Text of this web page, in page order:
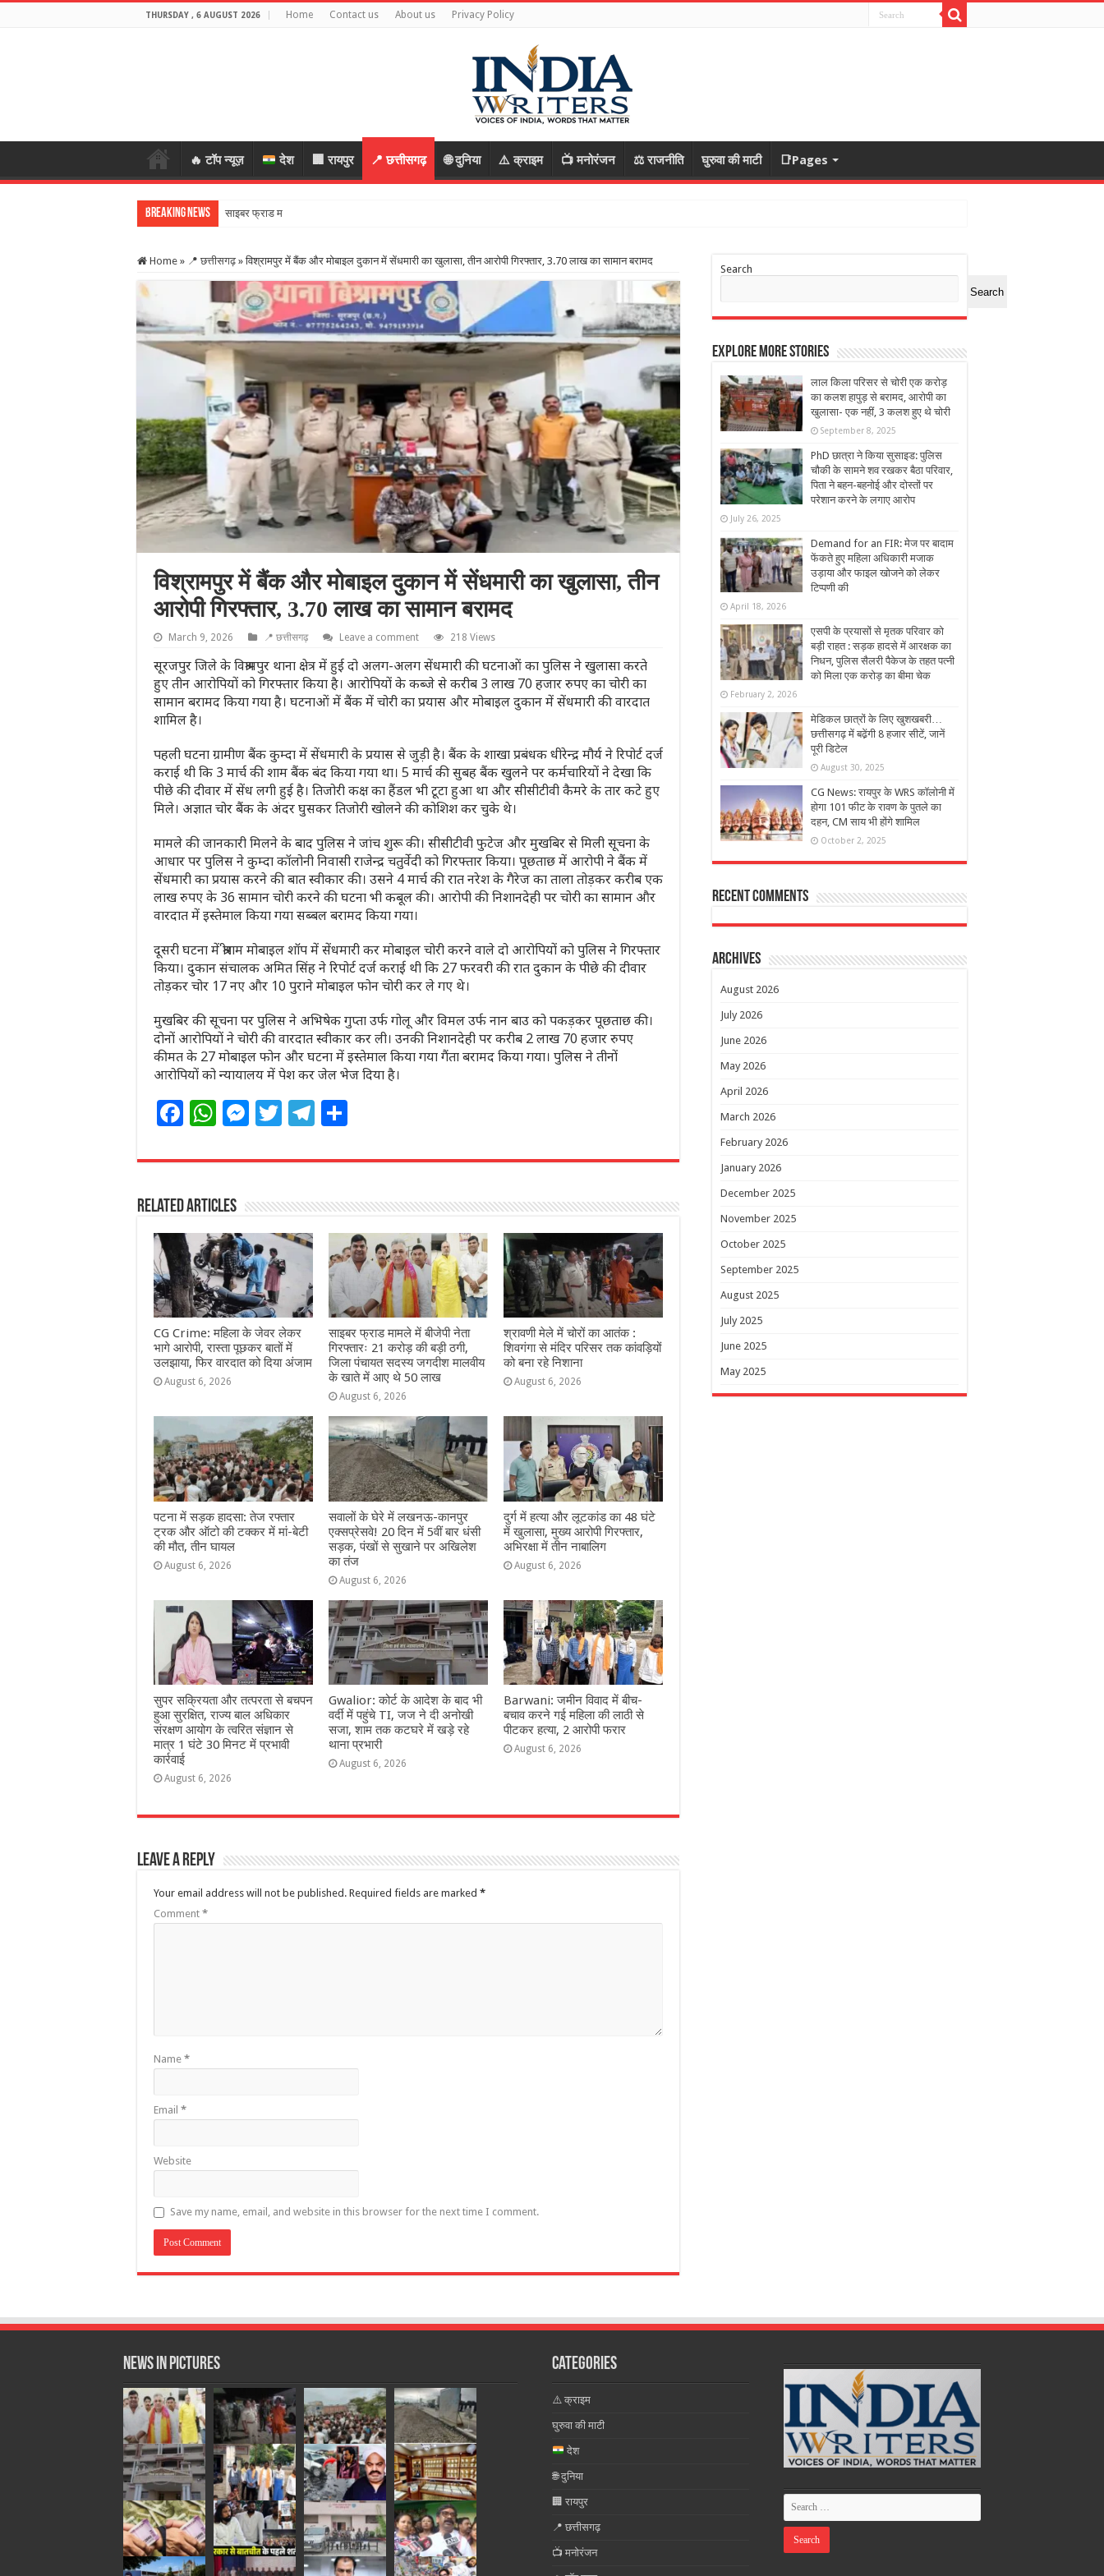
THURSDAY , 6 AUGUST 2026 Home Contact us About us Privacy Policy
🔥 टॉप न्यूज़ देश 🏢 रायपुर 📍 छत्तीसगढ़ 🌐 दुनिया ⚠️ क्राइम 📺 मनोरंजन ⚖️ राजनीति घुरुवा की माटी 📑Pages
Breaking News साइबर फ्राड मामले में बीजेपी नेता गिरफ
Home » 📍 छत्तीसगढ़ » विश्रामपुर में बैंक और मोबाइल दुकान में सेंधमारी का खुलासा, तीन आरोपी गिरफ्तार, 3.70 लाख का सामान बरामद
विश्रामपुर में बैंक और मोबाइल दुकान में सेंधमारी का खुलासा, तीन
आरोपी गिरफ्तार, 3.70 लाख का सामान बरामद
March 9, 2026 📍 छत्तीसगढ़ Leave a comment 218 Views
सूरजपुर जिले के विश्रामपुर थाना क्षेत्र में हुई दो अलग-अलग सेंधमारी की घटनाओं का पुलिस ने खुलासा करते
हुए तीन आरोपियों को गिरफ्तार किया है। आरोपियों के कब्जे से करीब 3 लाख 70 हजार रुपए का चोरी का
सामान बरामद किया गया है। घटनाओं में बैंक में चोरी का प्रयास और मोबाइल दुकान में सेंधमारी की वारदात
शामिल है।
पहली घटना ग्रामीण बैंक कुम्दा में सेंधमारी के प्रयास से जुड़ी है। बैंक के शाखा प्रबंधक धीरेन्द्र मौर्य ने रिपोर्ट दर्ज
कराई थी कि 3 मार्च की शाम बैंक बंद किया गया था। 5 मार्च की सुबह बैंक खुलने पर कर्मचारियों ने देखा कि
पीछे की दीवार में सेंध लगी हुई है। तिजोरी कक्ष का हैंडल भी टूटा हुआ था और सीसीटीवी कैमरे के तार कटे हुए
मिले। अज्ञात चोर बैंक के अंदर घुसकर तिजोरी खोलने की कोशिश कर चुके थे।
मामले की जानकारी मिलने के बाद पुलिस ने जांच शुरू की। सीसीटीवी फुटेज और मुखबिर से मिली सूचना के
आधार पर पुलिस ने कुम्दा कॉलोनी निवासी राजेन्द्र चतुर्वेदी को गिरफ्तार किया। पूछताछ में आरोपी ने बैंक में
सेंधमारी का प्रयास करने की बात स्वीकार की। उसने 4 मार्च की रात नरेश के गैरेज का ताला तोड़कर करीब एक
लाख रुपए के 36 सामान चोरी करने की घटना भी कबूल की। आरोपी की निशानदेही पर चोरी का सामान और
वारदात में इस्तेमाल किया गया सब्बल बरामद किया गया।
दूसरी घटना में श्रीराम मोबाइल शॉप में सेंधमारी कर मोबाइल चोरी करने वाले दो आरोपियों को पुलिस ने गिरफ्तार
किया। दुकान संचालक अमित सिंह ने रिपोर्ट दर्ज कराई थी कि 27 फरवरी की रात दुकान के पीछे की दीवार
तोड़कर चोर 17 नए और 10 पुराने मोबाइल फोन चोरी कर ले गए थे।
मुखबिर की सूचना पर पुलिस ने अभिषेक गुप्ता उर्फ गोलू और विमल उर्फ नान बाउ को पकड़कर पूछताछ की।
दोनों आरोपियों ने चोरी की वारदात स्वीकार कर ली। उनकी निशानदेही पर करीब 2 लाख 70 हजार रुपए
कीमत के 27 मोबाइल फोन और घटना में इस्तेमाल किया गया गैंता बरामद किया गया। पुलिस ने तीनों
आरोपियों को न्यायालय में पेश कर जेल भेज दिया है।
F
c
e
b
o
o
k
W
at
s
A
p
p
M
ss
n
g
e
r
T
itt
r
T
e
ra
m
ar
Related Articles
CG Crime: महिला के जेवर लेकर
भागे आरोपी, रास्ता पूछकर बातों में
उलझाया, फिर वारदात को दिया अंजाम
August 6, 2026
साइबर फ्राड मामले में बीजेपी नेता
गिरफ्तारः 21 करोड़ की बड़ी ठगी,
जिला पंचायत सदस्य जगदीश मालवीय
के खाते में आए थे 50 लाख
August 6, 2026
श्रावणी मेले में चोरों का आतंक :
शिवगंगा से मंदिर परिसर तक कांवड़ियों
को बना रहे निशाना
August 6, 2026
पटना में सड़क हादसा: तेज रफ्तार
ट्रक और ऑटो की टक्कर में मां-बेटी
की मौत, तीन घायल
August 6, 2026
सवालों के घेरे में लखनऊ-कानपुर
एक्सप्रेसवे! 20 दिन में 5वीं बार धंसी
सड़क, पंखों से सुखाने पर अखिलेश
का तंज
August 6, 2026
दुर्ग में हत्या और लूटकांड का 48 घंटे
में खुलासा, मुख्य आरोपी गिरफ्तार,
अभिरक्षा में तीन नाबालिग
August 6, 2026
सुपर सक्रियता और तत्परता से बचपन
हुआ सुरक्षित, राज्य बाल अधिकार
संरक्षण आयोग के त्वरित संज्ञान से
मात्र 1 घंटे 30 मिनट में प्रभावी
कार्रवाई
August 6, 2026
Gwalior: कोर्ट के आदेश के बाद भी
वर्दी में पहुंचे TI, जज ने दी अनोखी
सजा, शाम तक कटघरे में खड़े रहे
थाना प्रभारी
August 6, 2026
Barwani: जमीन विवाद में बीच-
बचाव करने गई महिला की लाठी से
पीटकर हत्या, 2 आरोपी फरार
August 6, 2026
Leave a Reply
Your email address will not be published. Required fields are marked *
Comment *
Name *
Email *
Website
Save my name, email, and website in this browser for the next time I comment.
Search
Search
Explore More Stories
लाल किला परिसर से चोरी एक करोड़
का कलश हापुड़ से बरामद, आरोपी का
खुलासा- एक नहीं, 3 कलश हुए थे चोरी
September 8, 2025
PhD छात्रा ने किया सुसाइड: पुलिस
चौकी के सामने शव रखकर बैठा परिवार,
पिता ने बहन-बहनोई और दोस्तों पर
परेशान करने के लगाए आरोप
July 26, 2025
Demand for an FIR: मेज पर बादाम
फेंकते हुए महिला अधिकारी मजाक
उड़ाया और फाइल खोजने को लेकर
टिप्पणी की
April 18, 2026
एसपी के प्रयासों से मृतक परिवार को
बड़ी राहत : सड़क हादसे में आरक्षक का
निधन, पुलिस सैलरी पैकेज के तहत पत्नी
को मिला एक करोड़ का बीमा चेक
February 2, 2026
मेडिकल छात्रों के लिए खुशखबरी…
छत्तीसगढ़ में बढे़ंगी 8 हजार सीटें, जानें
पूरी डिटेल
August 30, 2025
CG News: रायपुर के WRS कॉलोनी में
होगा 101 फीट के रावण के पुतले का
दहन, CM साय भी होंगे शामिल
October 2, 2025
Recent Comments
Archives
August 2026
July 2026
June 2026
May 2026
April 2026
March 2026
February 2026
January 2026
December 2025
November 2025
October 2025
September 2025
August 2025
July 2025
June 2025
May 2025
News in Pictures Categories
⚠️ क्राइम
घुरुवा की माटी
देश
🌐 दुनिया
🏢 रायपुर
📍 छत्तीसगढ़
📺 मनोरंजन